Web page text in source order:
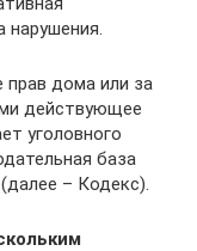
нарушения.
прав дома или за
действующее
уголовного
база
– Кодекс).